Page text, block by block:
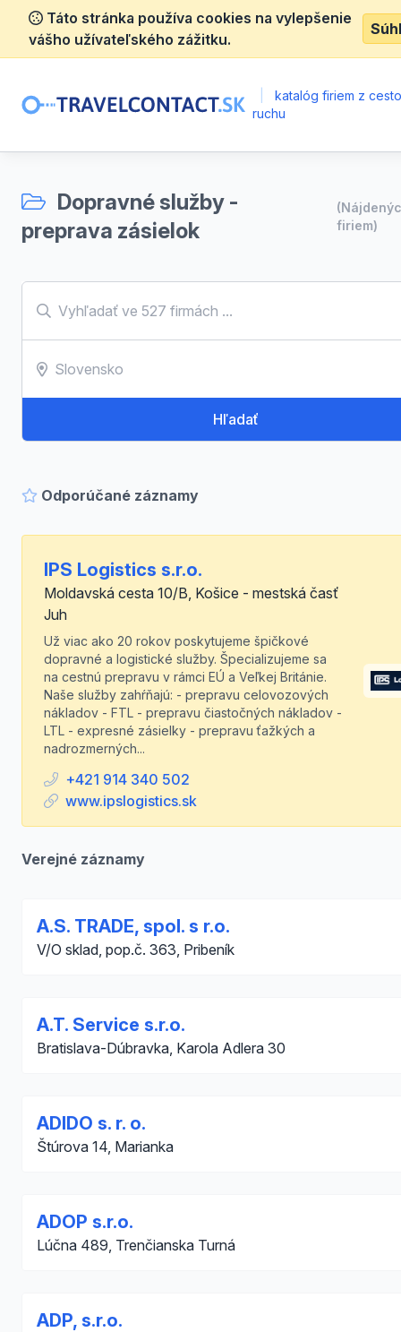
Táto stránka používa cookies na vylepšenie
vášho užívateľského zážitku.
katalóg firiem z
ruchu
Dopravné služby -
preprava zásielok
firiem)
Hľadať
Odporúčané záznamy
IPS Logistics s.r.o.
Moldavská cesta 10/B, Košice - mestská časť
Juh
Už viac ako 20 rokov poskytujeme špičkové
dopravné a logistické služby. Špecializujeme sa
na cestnú prepravu v rámci EÚ a Veľkej Británie.
Naše služby zahŕňajú: - prepravu celovozových
nákladov - FTL - prepravu čiastočných nákladov -
LTL - expresné zásielky - prepravu ťažkých a
nadrozmerných...
+421 914 340 502
www.ipslogistics.sk
Verejné záznamy
A.S. TRADE, spol. s r.o.
V/O sklad, pop.č. 363, Pribeník
A.T. Service s.r.o.
Bratislava-Dúbravka, Karola Adlera 30
ADIDO s. r. o.
Štúrova 14, Marianka
ADOP s.r.o.
Lúčna 489, Trenčianska Turná
ADP, s.r.o.